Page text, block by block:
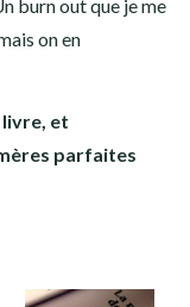
burn out que je me
on en
et
parfaites